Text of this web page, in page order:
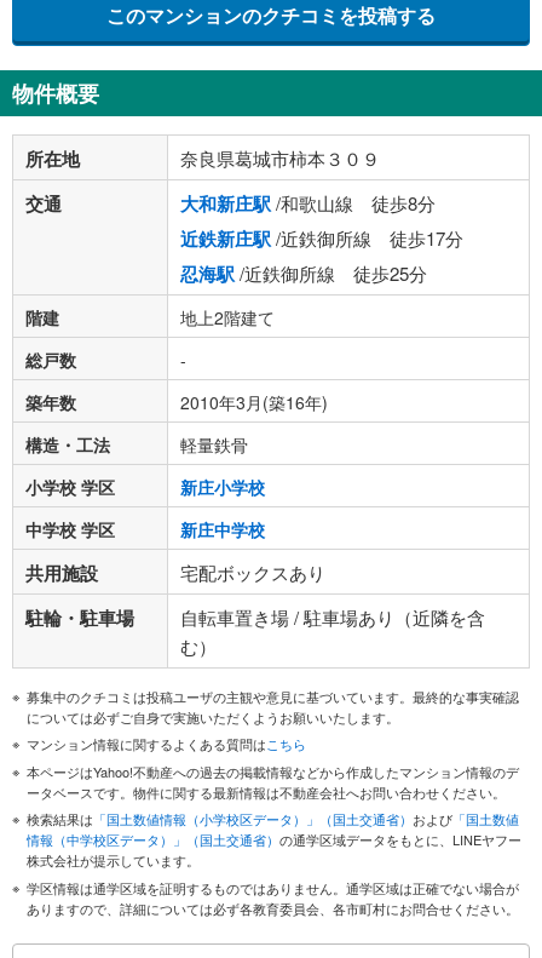
このマンションのクチコミを投稿する
物件概要
所在地 奈良県葛城市柿本３０９
交通 大和新庄駅/和歌山線 徒歩8分
近鉄新庄駅/近鉄御所線 徒歩17分
忍海駅/近鉄御所線 徒歩25分
階建
地上2階建て
総戸数
-
築年数
2010年3月(築16年)
構造・工法
軽量鉄骨
小学校 学区
新庄小学校
中学校 学区
新庄中学校
共用施設 宅配ボックスあり
駐輪・駐車場
自転車置き場 / 駐車場あり（近隣を含
む）
募集中のクチコミは投稿ユーザの主観や意見に基づいています。最終的な事実確認
については必ずご自身で実施いただくようお願いいたします。
マンション情報に関するよくある質問はこちら
本ページはYahoo!不動産への過去の掲載情報などから作成したマンション情報のデ
ータベースです。物件に関する最新情報は不動産会社へお問い合わせください。
検索結果は 「国土数値情報（小学校区データ）」（国土交通省） および 「国土数値
情報（中学校区データ）」（国土交通省） の通学区域データをもとに、LINEヤフー
株式会社が提示しています。
学区情報は通学区域を証明するものではありません。通学区域は正確でない場合が
ありますので、詳細については必ず各教育委員会、各市町村にお問合せください。